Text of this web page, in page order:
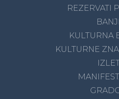
REZERVATI
KULTURNA
KULTURNE